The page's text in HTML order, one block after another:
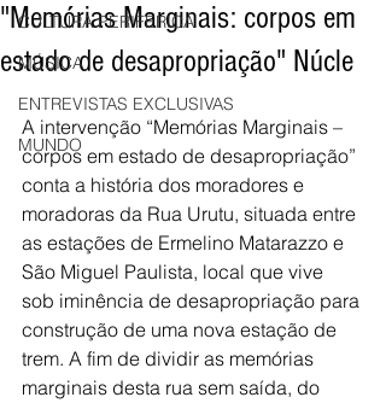
CULTURA PERIFÉRICA
MÚSICA
ENTREVISTAS EXCLUSIVAS
MUNDO
"Memórias Marginais: corpos em
estado de desapropriação" Núcle
A intervenção “Memórias Marginais –
corpos em estado de desapropriação”
conta a história dos moradores e
moradoras da Rua Urutu, situada entre
as estações de Ermelino Matarazzo e
São Miguel Paulista, local que vive
sob iminência de desapropriação para
construção de uma nova estação de
trem. A fim de dividir as memórias
marginais desta rua sem saída, do